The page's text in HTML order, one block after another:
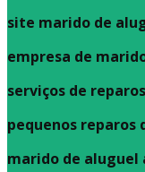
site marido de
empresa de
serviços de
pequenos reparos
marido de aluguel